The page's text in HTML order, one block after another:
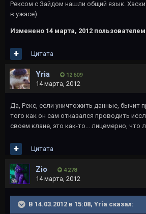
Рексом с Зайдом нашли общий язык. Хаски
в ужасе)
Изменено 14 марта, 2012
Цитата
Yria 12 609
14 марта, 2012
Да, Рекс, если уничтожить данные, бычит
того как он сам отказался проводить
своем клане, это как-то... лицемерно, что
Цитата
Zio 4 278
14 марта, 2012
В 14.03.2012 в 15:08, Yria сказал: